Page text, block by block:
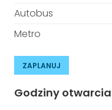
Autobus
Metro
ZAPLANUJ
Godziny otwarcia